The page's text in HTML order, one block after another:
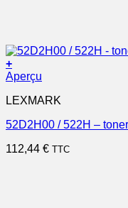
+
Aperçu
LEXMARK
52D2H00 / 522H –
112,44 € TTC